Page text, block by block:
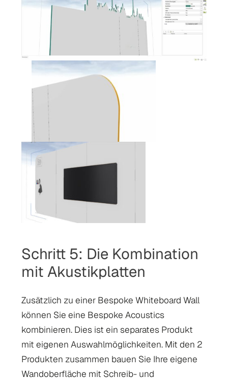
Schritt 5: Die Kombination
mit Akustikplatten
Zusätzlich zu einer Bespoke Whiteboard Wall
können Sie eine Bespoke Acoustics
kombinieren. Dies ist ein separates Produkt
mit eigenen Auswahlmöglichkeiten. Mit den 2
Produkten zusammen bauen Sie Ihre eigene
Wandoberfläche mit Schreib- und